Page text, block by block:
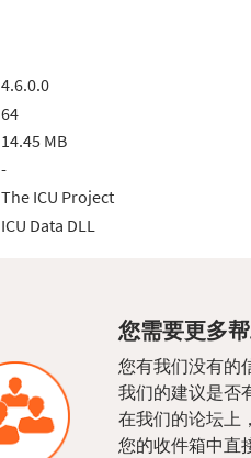
4.6.0.0
64
14.45 MB
-
The ICU Project
ICU Data DLL
您需要更多帮
您有我们没有的
我们的建议是否
在我们的论坛上
您的收件箱中直